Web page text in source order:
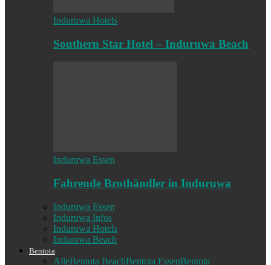
Induruwa Hotels
Southern Star Hotel – Induruwa Beach
Induruwa Essen
Fahrende Brothändler in Induruwa
Induruwa Essen
Induruwa Infos
Induruwa Hotels
Induruwa Beach
Bentota
AlleBentota BeachBentota EssenBentota